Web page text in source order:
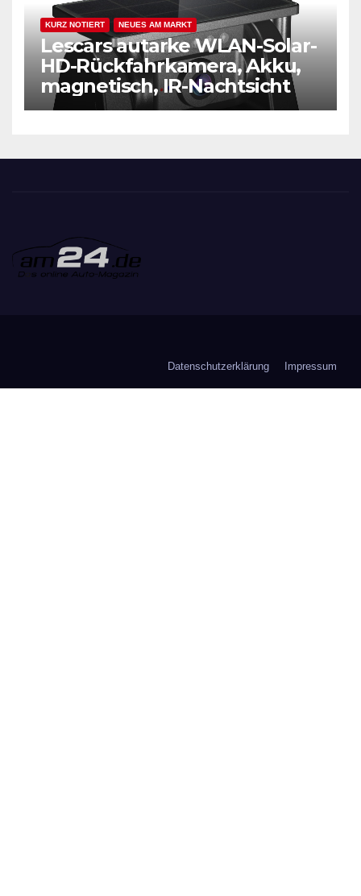
KURZ NOTIERT NEUES AM MARKT
Lescars autarke WLAN-Solar-
HD-Rückfahrkamera, Akku,
magnetisch, IR-Nachtsicht
Datenschutzerklärung Impressum